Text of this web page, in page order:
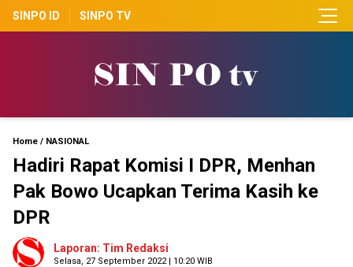
SINPO ID SINPO TV
Home / NASIONAL
Hadiri Rapat Komisi I DPR, Menhan
Pak Bowo Ucapkan Terima Kasih ke
DPR
Laporan: Tim Redaksi
Selasa, 27 September 2022 | 10:20 WIB